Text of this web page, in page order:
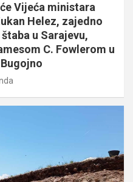
Vijeća ministara
Helez, zajedno
u Sarajevu,
C. Fowlerom u